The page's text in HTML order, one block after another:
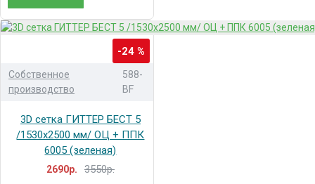
-24 %
Собственное
производство
588-
BF
3D сетка ГИТТЕР БЕСТ 5
/1530x2500 мм/ ОЦ + ППК
6005 (зеленая)
2690р. 3550р.